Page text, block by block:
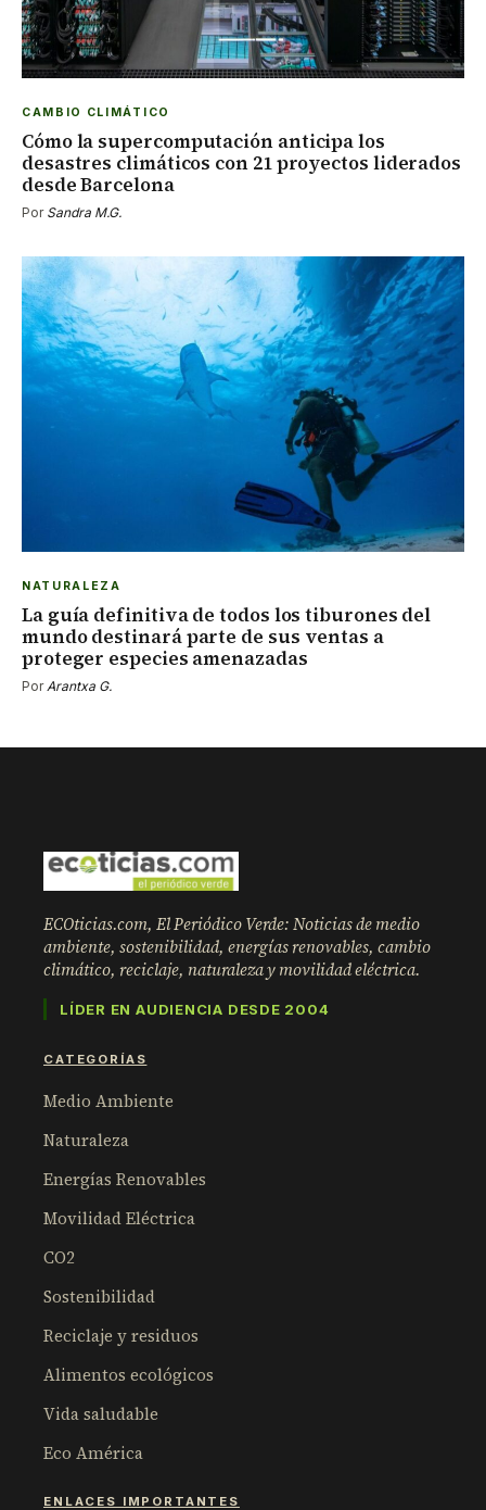
CAMBIO CLIMÁTICO
Cómo la supercomputación anticipa los
desastres climáticos con 21 proyectos liderados
desde Barcelona
Por Sandra M.G.
NATURALEZA
La guía definitiva de todos los tiburones del
mundo destinará parte de sus ventas a
proteger especies amenazadas
Por Arantxa G.
ECOticias.com, El Periódico Verde: Noticias de medio
ambiente, sostenibilidad, energías renovables, cambio
climático, reciclaje, naturaleza y movilidad eléctrica.
LÍDER EN AUDIENCIA DESDE 2004
CATEGORÍAS
Medio Ambiente
Naturaleza
Energías Renovables
Movilidad Eléctrica
CO2
Sostenibilidad
Reciclaje y residuos
Alimentos ecológicos
Vida saludable
Eco América
ENLACES IMPORTANTES